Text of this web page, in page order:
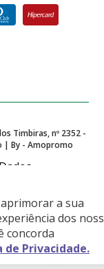
a sua
dos
concorda
de Privacidade.
Timbiras, nº 2352 -
| By - Amopromo